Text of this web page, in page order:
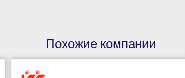
Похожие компании